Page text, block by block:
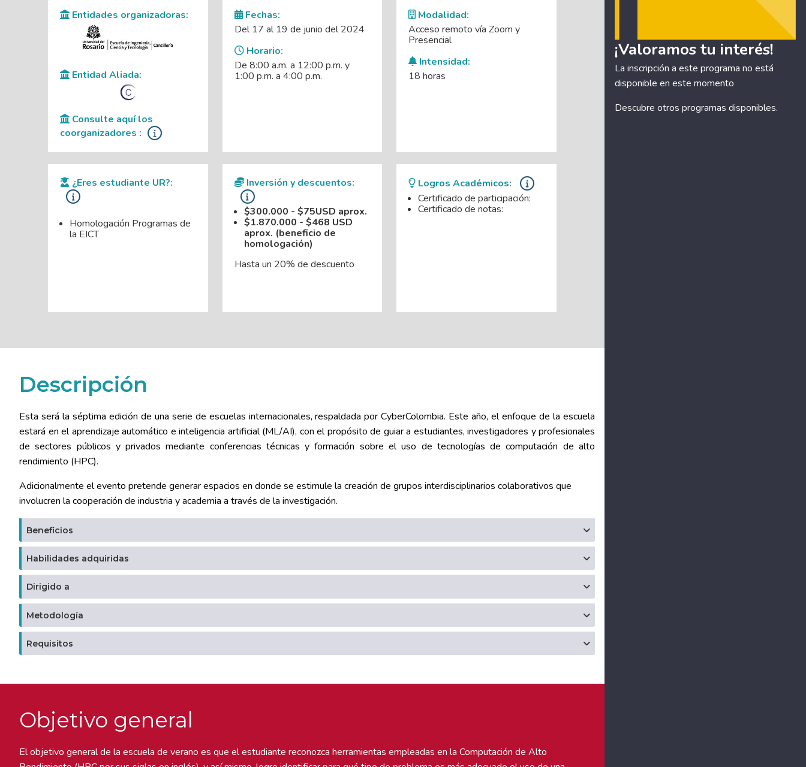
Entidades organizadoras:
Entidad Aliada:
Consulte aquí los
coorganizadores :
Fechas:
Del 17 al 19 de junio del 2024
Horario:
De 8:00 a.m. a 12:00 p.m. y
1:00 p.m. a 4:00 p.m.
Modalidad:
Acceso remoto vía Zoom y
Presencial
Intensidad:
18 horas
¿Eres estudiante UR?:
Homologación Programas de
la EICT
Inversión y descuentos:
$300.000 - $75USD aprox.
$1.870.000 - $468 USD
aprox. (beneficio de
homologación)
Hasta un 20% de descuento
Logros Académicos:
Certificado de participación:
Certificado de notas:
¡Valoramos tu interés!
La inscripción a este programa no está
disponible en este momento
Descubre otros programas disponibles.
Descripción
Esta será la séptima edición de una serie de escuelas internacionales, respaldada por CyberColombia. Este año, el enfoque de la escuela
estará en el aprendizaje automático e inteligencia artificial (ML/AI), con el propósito de guiar a estudiantes, investigadores y profesionales
de sectores públicos y privados mediante conferencias técnicas y formación sobre el uso de tecnologías de computación de alto
rendimiento (HPC).
Adicionalmente el evento pretende generar espacios en donde se estimule la creación de grupos interdisciplinarios colaborativos que
involucren la cooperación de industria y academia a través de la investigación.
Beneficios
Habilidades adquiridas
Dirigido a
Metodología
Requisitos
Objetivo general
El objetivo general de la escuela de verano es que el estudiante reconozca herramientas empleadas en la Computación de Alto